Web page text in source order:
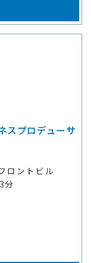
スプロデューサ
ロントビル
分